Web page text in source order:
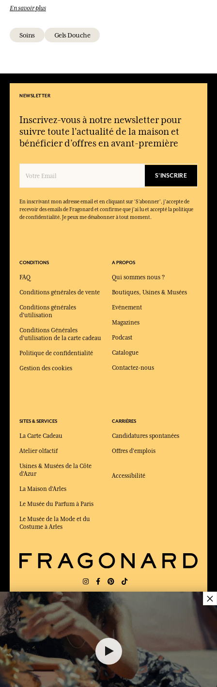
Les gels douche conviennent-ils à un usage quotidien ?
peau sans la dessécher.
Ces gels douche sont-ils adaptés aux peaux sensibles ?
Les gels douche laissent-ils un sillage parfumé durable ?
Ils déposent une note parfumée délicate qui prolonge la
sensation de fraîcheur après la douche.
En savoir plus
Soins Gels Douche
NEWSLETTER
Inscrivez-vous à notre newsletter pour
suivre toute l'actualité de la maison et
bénéficier d’offres en avant-première
S'INSCRIRE
En inscrivant mon adresse email et en cliquant sur ‘S’abonner’, j'accepte de
recevoir des emails de Fragonard et confirme que j'ai lu et accepté la politique
de confidentialité. Je peux me désabonner à tout moment.
CONDITIONS
FAQ
Conditions générales de vente
Conditions générales
d'utilisation
Conditions Générales
d'utilisation de la carte cadeau
Politique de confidentialité
Gestion des cookies
SITES & SERVICES
La Carte Cadeau
Atelier olfactif
Usines & Musées de la Côte
d'Azur
La Maison d'Arles
Le Musée du Parfum à Paris
Le Musée de la Mode et du
Costume à Arles
A PROPOS
Qui sommes nous ?
Boutiques, Usines & Musées
Evénement
Magazines
Podcast
Catalogue
Contactez-nous
CARRIÈRES
Candidatures spontanées
Offres d'emplois
Accessibilité
LIVRAISON: FR
ÉLU MEILLEUR SITE DE COMMERCE
en ligne 2025 par le magazine Capital
×